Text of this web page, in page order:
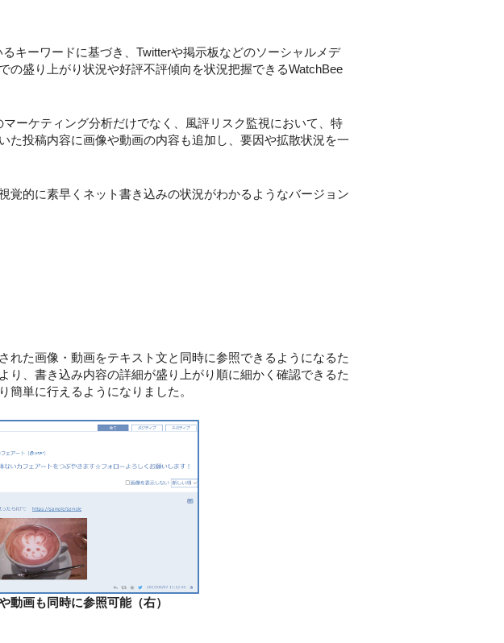
キーワードに基づき、Twitterや掲示板などのソーシャルメデ
の盛り上がり状況や好評不評傾向を状況把握できるWatchBee
ーケティング分析だけでなく、風評リスク監視において、特
投稿内容に画像や動画の内容も追加し、要因や拡散状況を一
的に素早くネット書き込みの状況がわかるようなバージョン
た画像・動画をテキスト文と同時に参照できるようになるた
、書き込み内容の詳細が盛り上がり順に細かく確認できるた
単に行えるようになりました。
動画も同時に参照可能（右）